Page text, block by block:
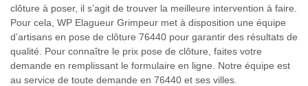
clôture à poser, il s’agit de trouver la meilleure intervention à faire.
Pour cela, WP Elagueur Grimpeur met à disposition une équipe
d’artisans en pose de clôture 76440 pour garantir des résultats de
qualité. Pour connaître le prix pose de clôture, faites votre
demande en remplissant le formulaire en ligne. Notre équipe est
au service de toute demande en 76440 et ses villes.